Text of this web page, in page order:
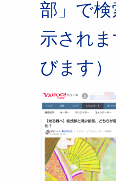
部」で
示され
びます）